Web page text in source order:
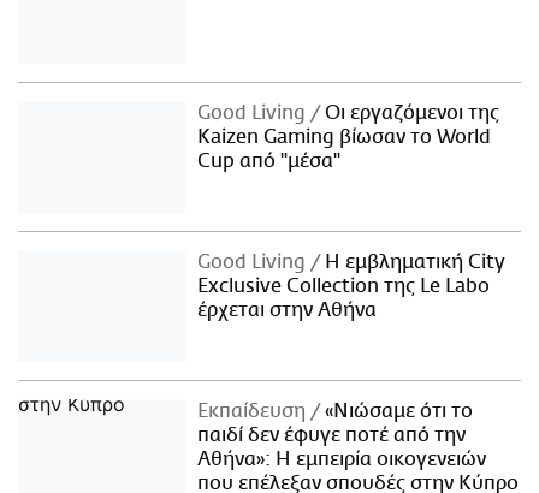
Good Living
Οι εργαζόμενοι της
Kaizen Gaming βίωσαν το World
Cup από "μέσα"
Good Living
Η εμβληματική City
Exclusive Collection της Le Labo
έρχεται στην Αθήνα
Εκπαίδευση
«Νιώσαμε ότι το
παιδί δεν έφυγε ποτέ από την
Αθήνα»: Η εμπειρία οικογενειών
που επέλεξαν σπουδές στην Κύπρο